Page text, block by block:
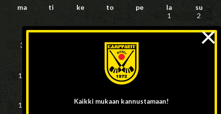
ma ti ke to pe la
su
1
2
3 6 7
10 13 14
17 19 20 21 22
Kaikki mukaan kannustamaan!
×